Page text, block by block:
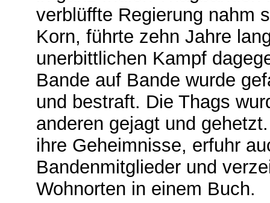
verblüffte Regierung nahm
Korn, führte zehn Jahre
unerbittlichen Kampf
Bande auf Bande wurde
und bestraft. Die Thags
anderen gejagt und
ihre Geheimnisse, erfuhr
Bandenmitglieder und
Wohnorten in einem Buch.